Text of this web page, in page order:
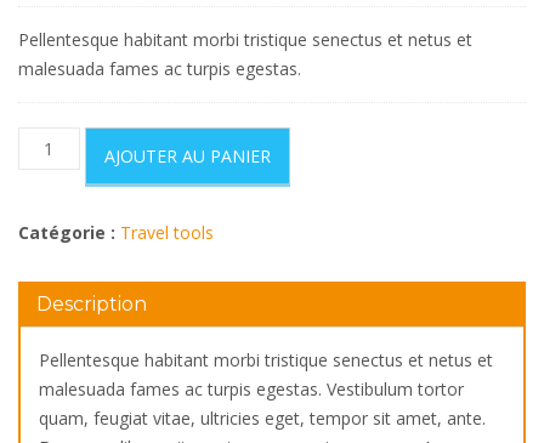
Pellentesque habitant morbi tristique senectus et netus et
malesuada fames ac turpis egestas.
quantité
Shelter
AJOUTER AU PANIER
Catégorie : Travel tools
Description
Pellentesque habitant morbi tristique senectus et netus et
malesuada fames ac turpis egestas. Vestibulum tortor
quam, feugiat vitae, ultricies eget, tempor sit amet, ante.